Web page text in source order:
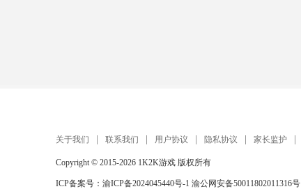
关于我们 联系我们 用户协议 隐私协议 家长监护
Copyright © 2015-2026 1K2K游戏 版权所有
ICP备案号： 渝ICP备2024045440号-1 渝公网安备50011802011316号